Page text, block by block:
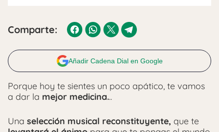
Comparte:
Añadir Cadena Dial en Google
Porque hoy te sientes un poco apático, te vamos
a dar la mejor medicina...
Una selección musical reconstituyente, que te